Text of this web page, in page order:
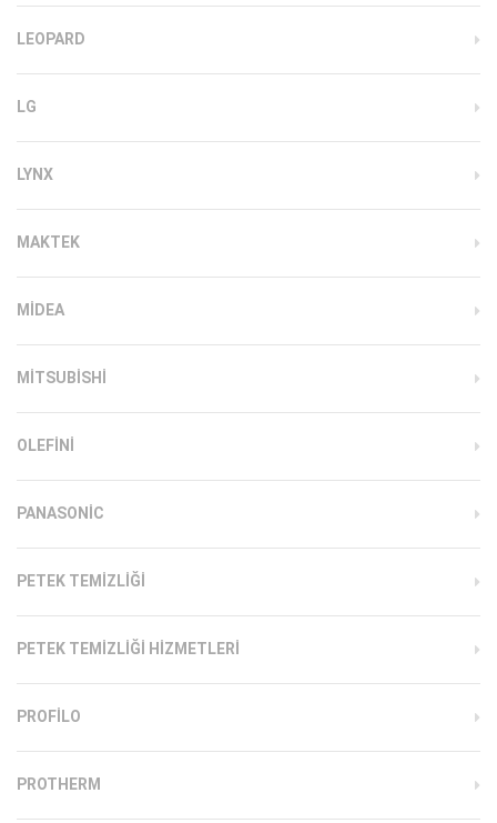
LEOPARD
LG
LYNX
MAKTEK
MIDEA
MITSUBISHI
OLEFINI
PANASONIC
PETEK TEMIZLIĞI
PETEK TEMIZLIĞI HIZMETLERI
PROFILO
PROTHERM